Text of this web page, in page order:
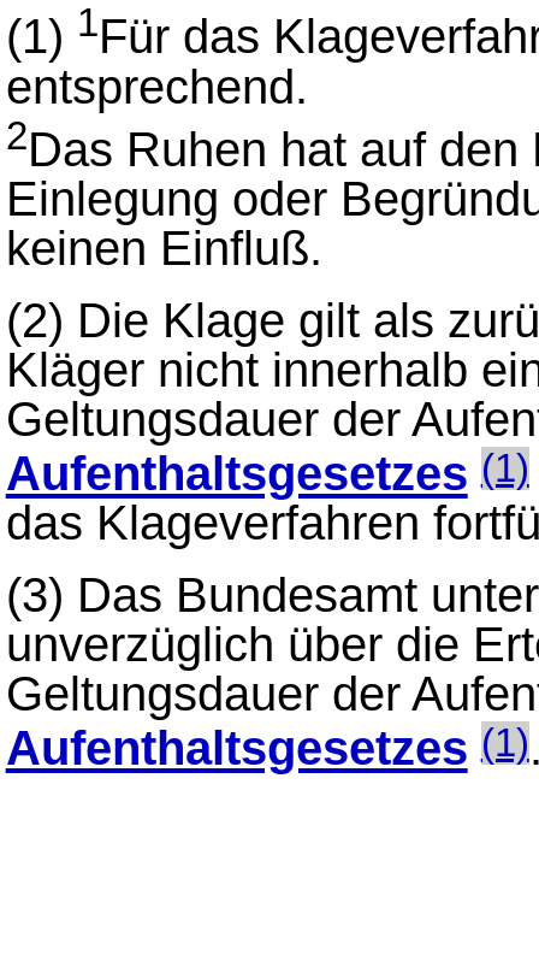
(1) 1Für das
entsprechend.
2Das Ruhen hat auf
Einlegung oder
keinen Einfluß.
(2) Die Klage gilt als
Kläger nicht innerhalb
Geltungsdauer der
Aufenthaltsgesetzes (1)
das Klageverfahren
(3) Das Bundesamt
unverzüglich über die
Geltungsdauer der
Aufenthaltsgesetzes (1)